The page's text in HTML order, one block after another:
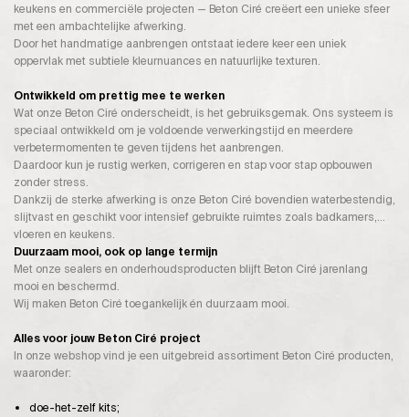
keukens en commerciële projecten — Beton Ciré creëert een unieke sfeer
met een ambachtelijke afwerking.
Door het handmatige aanbrengen ontstaat iedere keer een uniek
oppervlak met subtiele kleurnuances en natuurlijke texturen.
Ontwikkeld om prettig mee te werken
Wat onze Beton Ciré onderscheidt, is het gebruiksgemak. Ons systeem is
speciaal ontwikkeld om je voldoende verwerkingstijd en meerdere
verbetermomenten te geven tijdens het aanbrengen.
Daardoor kun je rustig werken, corrigeren en stap voor stap opbouwen
zonder stress.
Dankzij de sterke afwerking is onze Beton Ciré bovendien waterbestendig,
slijtvast en geschikt voor intensief gebruikte ruimtes zoals badkamers,
vloeren en keukens.
Duurzaam mooi, ook op lange termijn
Met onze sealers en onderhoudsproducten blijft Beton Ciré jarenlang
mooi en beschermd.
Wij maken Beton Ciré toegankelijk én duurzaam mooi.
Alles voor jouw Beton Ciré project
In onze webshop vind je een uitgebreid assortiment Beton Ciré producten,
waaronder:
doe-het-zelf kits;